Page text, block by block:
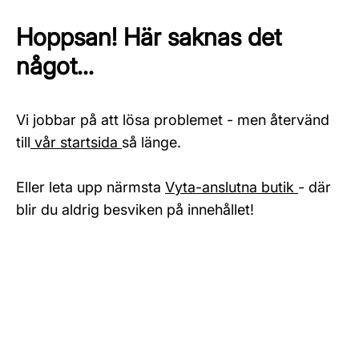
Hoppsan! Här saknas det
något...
Vi jobbar på att lösa problemet - men återvänd
till vår startsida så länge.
Eller leta upp närmsta Vyta-anslutna butik - där
blir du aldrig besviken på innehållet!